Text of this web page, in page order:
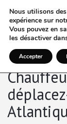
Nous utilisons
expérience sur
Vous pouvez en
les désactiver
Accepter